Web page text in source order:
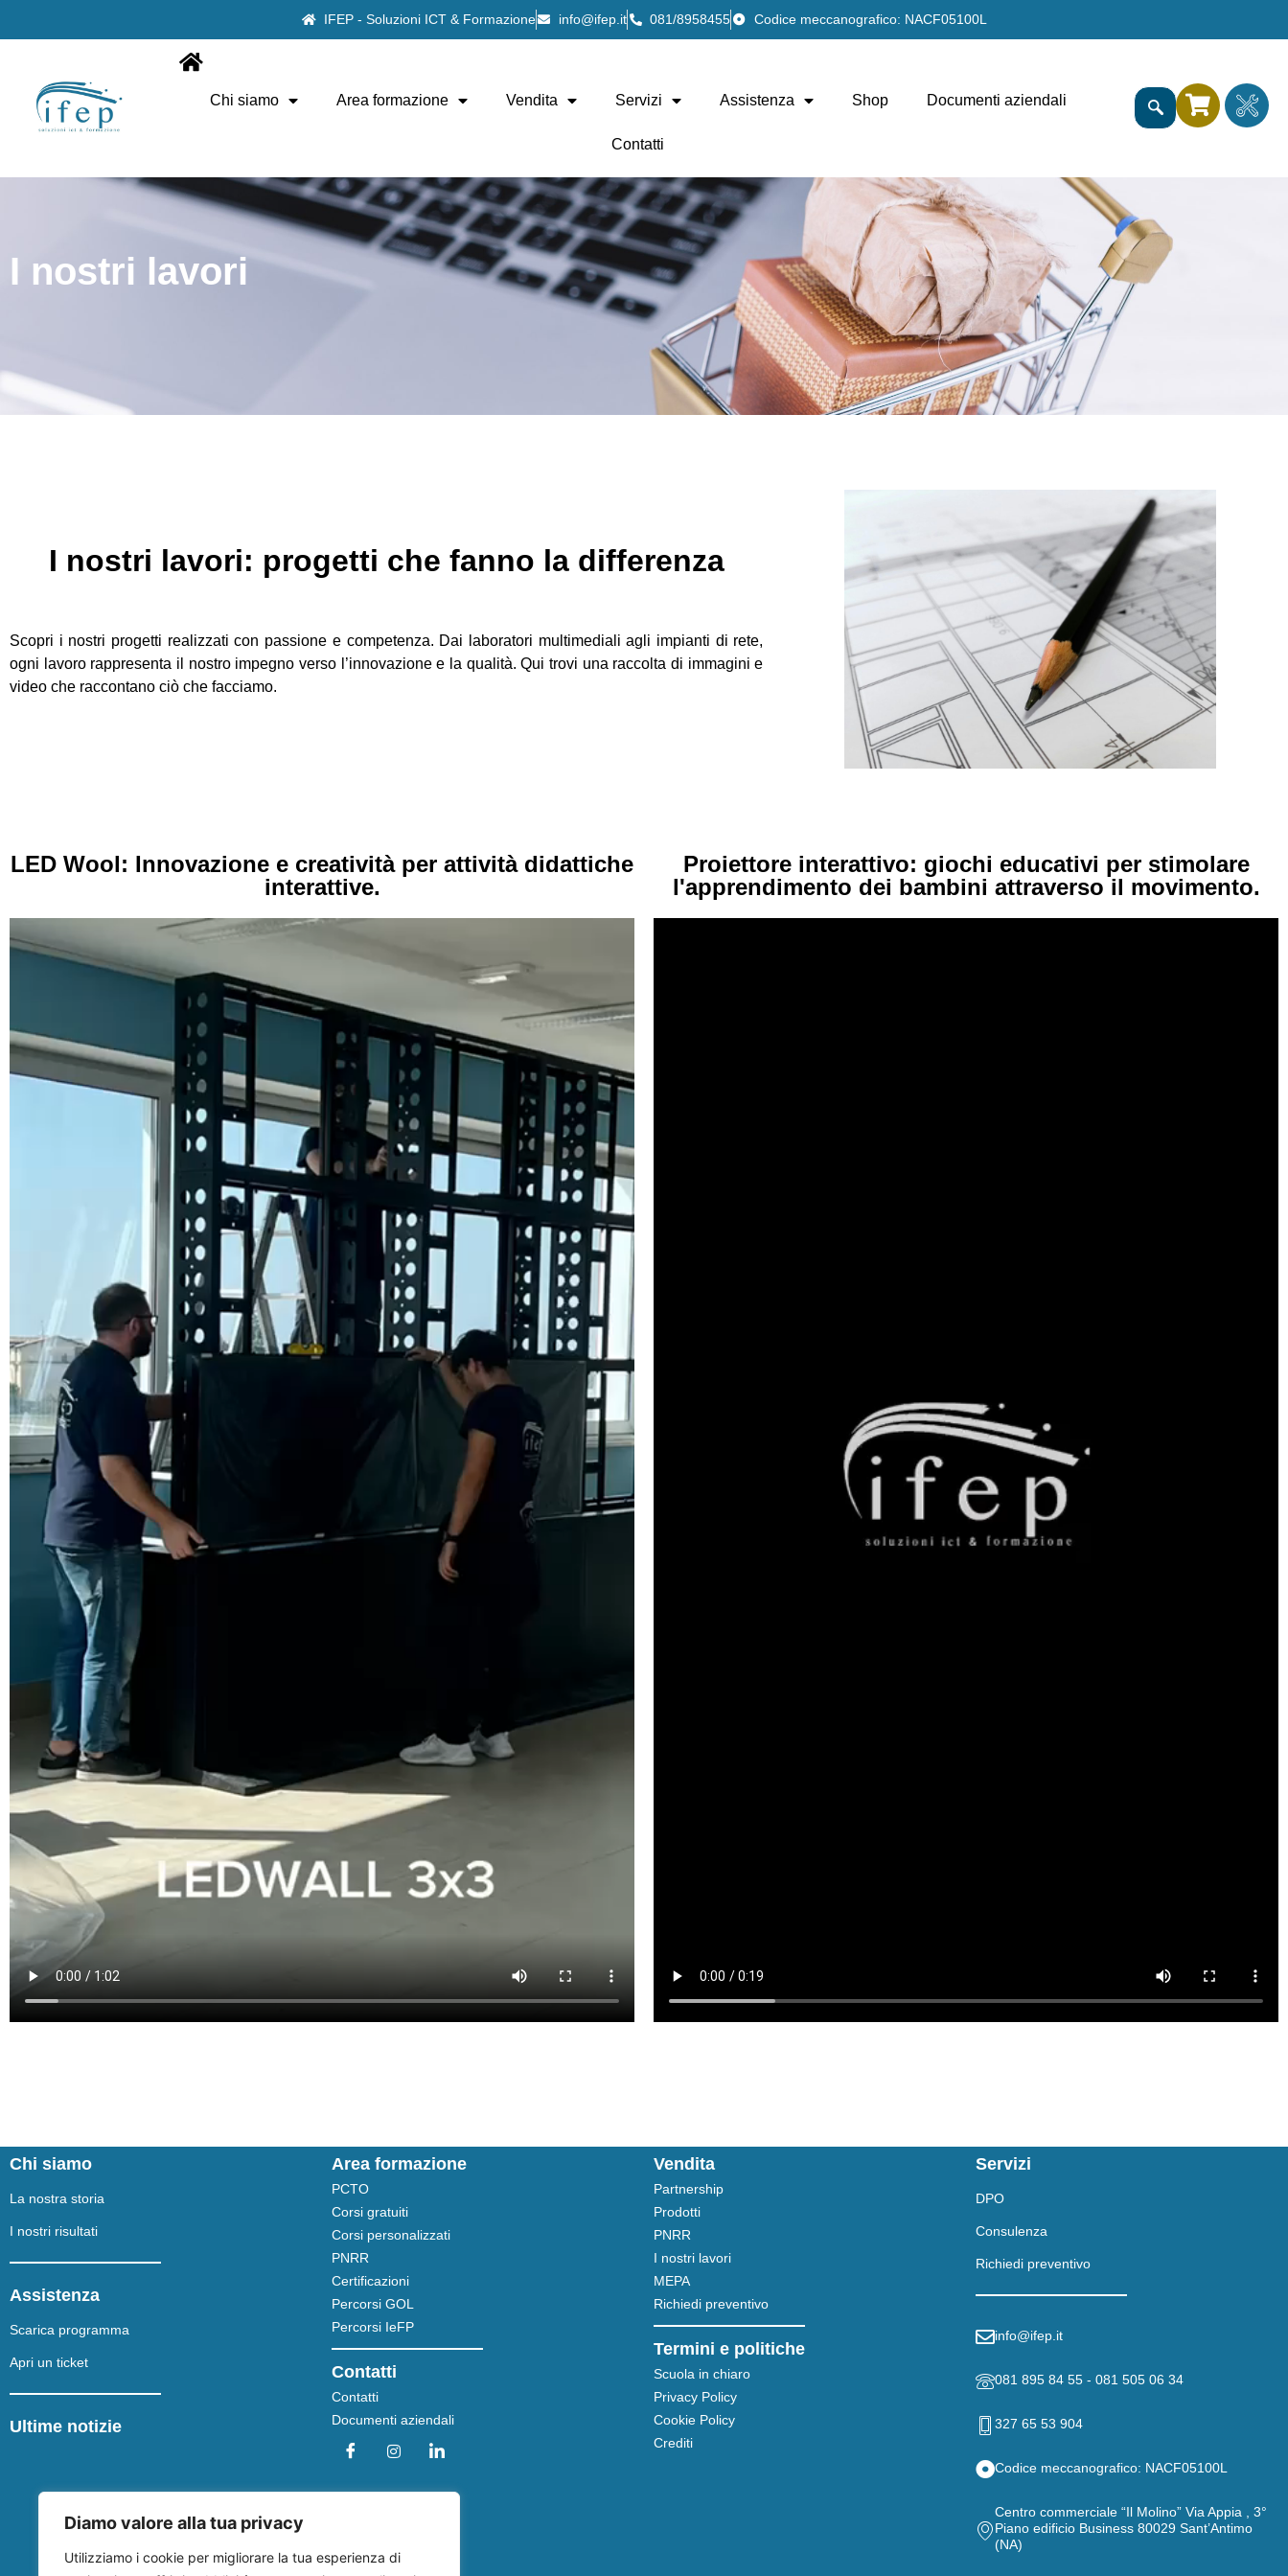
Diamo valore alla tua privacy
Utilizziamo i cookie per migliorare la tua esperienza di
IFEP - Soluzioni ICT & Formazione info@ifep.it 081/8958455 Codice meccanografico: NACF05100L
Chi siamo Area formazione Vendita Servizi Assistenza Shop Documenti aziendali
Contatti
I nostri lavori
I nostri lavori: progetti che fanno la differenza
Scopri i nostri progetti realizzati con passione e competenza. Dai laboratori multimediali agli impianti di rete,
ogni lavoro rappresenta il nostro impegno verso l’innovazione e la qualità. Qui trovi una raccolta di immagini e
video che raccontano ciò che facciamo.
LED Wool: Innovazione e creatività per attività didattiche
interattive.
Proiettore interattivo: giochi educativi per stimolare
l'apprendimento dei bambini attraverso il movimento.
Chi siamo
La nostra storia
I nostri risultati
Assistenza
Scarica programma
Apri un ticket
Ultime notizie
Area formazione
PCTO
Corsi gratuiti
Corsi personalizzati
PNRR
Certificazioni
Percorsi GOL
Percorsi IeFP
Contatti
Contatti
Documenti aziendali
Vendita
Partnership
Prodotti
PNRR
I nostri lavori
MEPA
Richiedi preventivo
Termini e politiche
Scuola in chiaro
Privacy Policy
Cookie Policy
Crediti
Servizi
DPO
Consulenza
Richiedi preventivo
info@ifep.it
081 895 84 55 - 081 505 06 34
327 65 53 904
Codice meccanografico: NACF05100L
Centro commerciale “Il Molino” Via Appia , 3°
Piano edificio Business 80029 Sant’Antimo
(NA)